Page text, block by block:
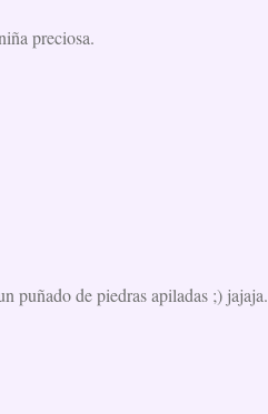
preciosa.
puñado de piedras apiladas ;) jajaja.